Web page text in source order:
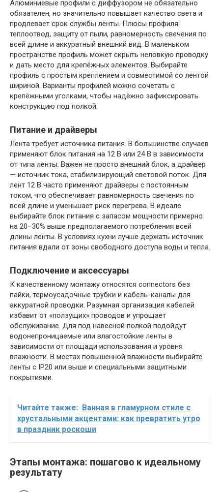
Алюминиевые профили с диффузором не обязательно
обязателен, но значительно повышает качество света и
продлевает срок службы ленты. Плюсы профиля:
теплоотвод, защиту от пыли, равномерность свечения по
всей длине и аккуратный внешний вид. В маленьком
пространстве профиль может скрыть неловкую проводку
и дать место для крепёжных элементов. Выбирайте
профиль с простым креплением и совместимой со лентой
шириной. Варианты профилей можно сочетать с
крепёжными уголками, чтобы надёжно зафиксировать
конструкцию под полкой.
Питание и драйверы
Лента требует источника питания. В большинстве случаев
применяют блок питания на 12 В или 24 В в зависимости
от типа ленты. Важен не просто внешний блок, а драйвер
— источник тока, стабилизирующий световой поток. Для
лент 12 В часто применяют драйверы с постоянным
током, что обеспечивает равномерность свечения по
всей длине и уменьшает риск перегрева. В идеале
выбирайте блок питания с запасом мощности примерно
на 20–30% выше предполагаемого потребления всей
длины ленты. В условиях кухни лучше держать источник
питания вдали от зоны свободного доступа воды и тепла.
Подключение и аксессуары
К качественному монтажу относятся connectors без
пайки, термоусадочные трубки и кабель-каналы для
аккуратной проводки. Разумная организация кабелей
избавит от «ползущих» проводов и упрощает
обслуживание. Для под навесной полкой подойдут
водонепроницаемые или влагостойкие ленты в
зависимости от площади использования и уровня
влажности. В местах повышенной влажности выбирайте
ленты с IP20 или выше и специальными защитными
покрытиями.
Читайте также:
Ванная в гламурном стиле с
хрустальными акцентами: как превратить утро
в праздник роскоши
Этапы монтажа: пошагово к идеальному
результату